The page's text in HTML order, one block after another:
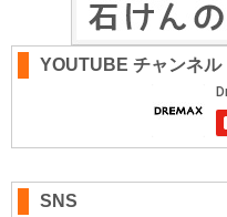
YOUTUBE チャンネル
SNS